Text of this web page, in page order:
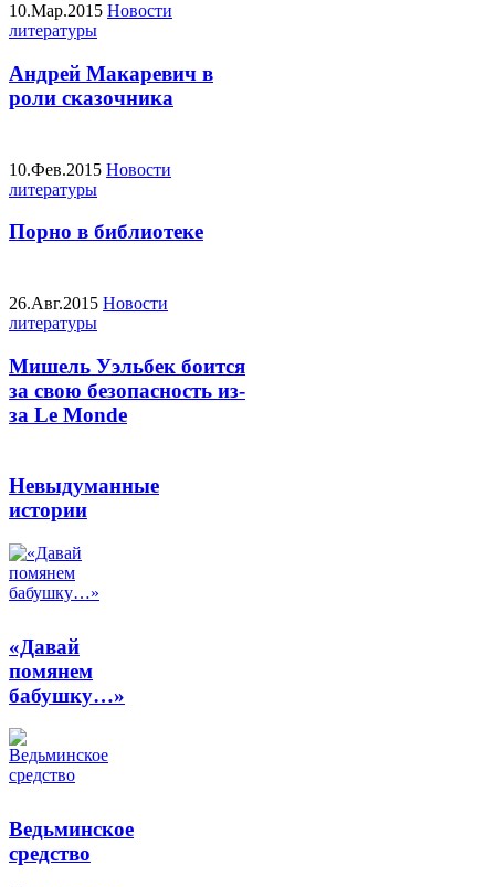
10.Мар.2015 Новости
литературы
Андрей Макаревич в
роли сказочника
10.Фев.2015 Новости
литературы
Порно в библиотеке
26.Авг.2015 Новости
литературы
Мишель Уэльбек боится
за свою безопасность из-
за Le Monde
Невыдуманные
истории
«Давай
помянем
бабушку…»
Ведьминское
средство